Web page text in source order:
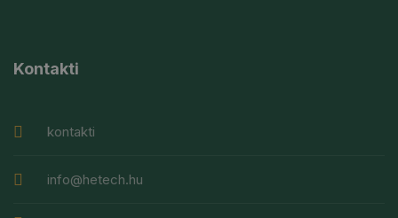
Kontakti
kontakti
info@hetech.hu